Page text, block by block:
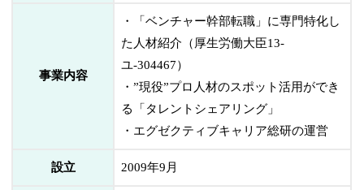
事業内容
・「ベンチャー幹部転職」に専門特化し
た人材紹介（厚生労働大臣13-
ユ-304467）
・”現役”プロ人材のスポット活用ができ
る「タレントシェアリング」
・エグゼクティブキャリア総研の運営
設立 2009年9月